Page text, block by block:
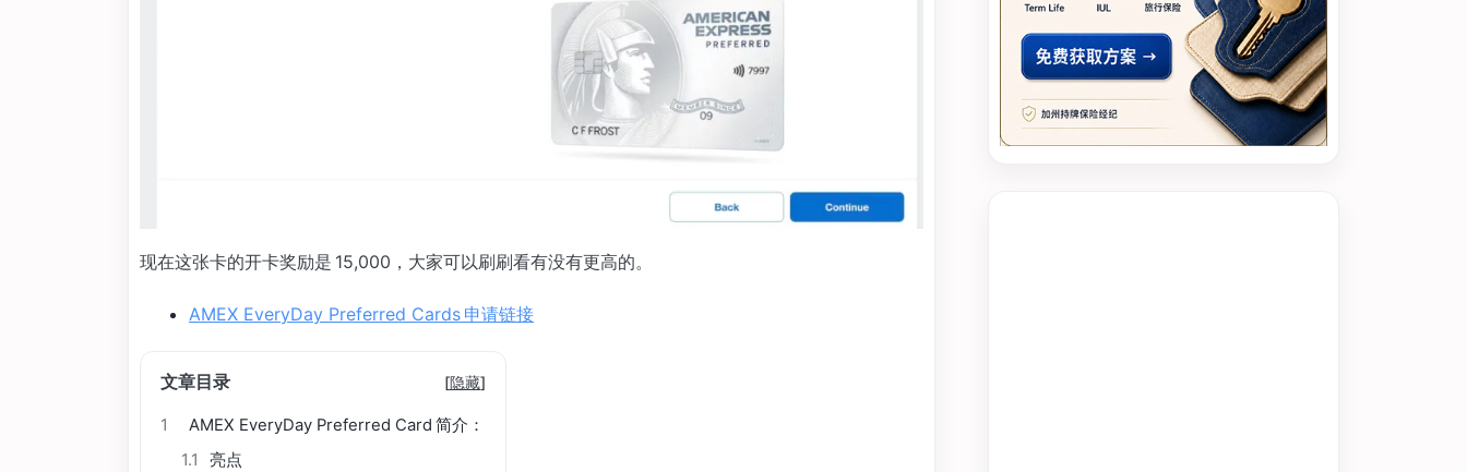
现在这张卡的开卡奖励是 15,000，大家可以刷刷看有没有更高的。
AMEX EveryDay Preferred Cards 申请链接
文章目录 [隐藏]
1
AMEX EveryDay Preferred Card 简介：
1.1
亮点